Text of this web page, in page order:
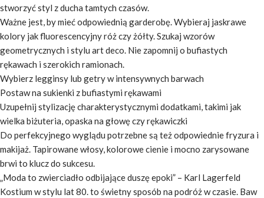
stworzyć styl z ducha tamtych czasów.
Ważne jest, by mieć odpowiednią garderobę. Wybieraj jaskrawe
kolory jak fluorescencyjny róż czy żółty. Szukaj wzorów
geometrycznych i stylu art deco. Nie zapomnij o bufiastych
rękawach i szerokich ramionach.
Wybierz legginsy lub getry w intensywnych barwach
Postaw na sukienki z bufiastymi rękawami
Uzupełnij stylizację charakterystycznymi dodatkami, takimi jak
wielka biżuteria, opaska na głowę czy rękawiczki
Do perfekcyjnego wyglądu potrzebne są też odpowiednie fryzura i
makijaż. Tapirowane włosy, kolorowe cienie i mocno zarysowane
brwi to klucz do sukcesu.
„Moda to zwierciadło odbijające duszę epoki” – Karl Lagerfeld
Kostium w stylu lat 80. to świetny sposób na podróż w czasie. Baw